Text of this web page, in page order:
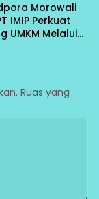
Morowali
IMIP Perkuat
UMKM Melalui
Ruas yang